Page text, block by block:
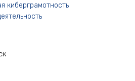
киберграмотность